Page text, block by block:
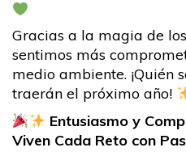
Gracias a la magia de
sentimos más
medio ambiente. ¡Quién
traerán el próximo año!
Entusiasmo y
Viven Cada Reto con